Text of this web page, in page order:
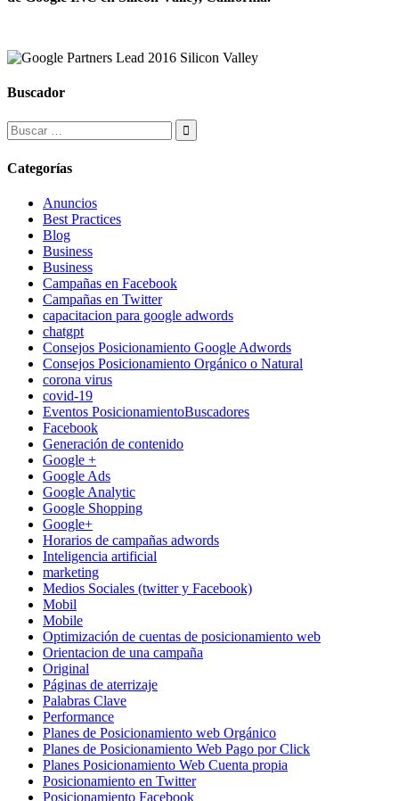
Buscador
Categorías
Anuncios
Best Practices
Blog
Business
Business
Campañas en Facebook
Campañas en Twitter
capacitacion para google adwords
chatgpt
Consejos Posicionamiento Google Adwords
Consejos Posicionamiento Orgánico o Natural
corona virus
covid-19
Eventos PosicionamientoBuscadores
Facebook
Generación de contenido
Google +
Google Ads
Google Analytic
Google Shopping
Google+
Horarios de campañas adwords
Inteligencia artificial
marketing
Medios Sociales (twitter y Facebook)
Mobil
Mobile
Optimización de cuentas de posicionamiento web
Orientacion de una campaña
Original
Páginas de aterrizaje
Palabras Clave
Performance
Planes de Posicionamiento web Orgánico
Planes de Posicionamiento Web Pago por Click
Planes Posicionamiento Web Cuenta propia
Posicionamiento en Twitter
Posicionamiento Facebook